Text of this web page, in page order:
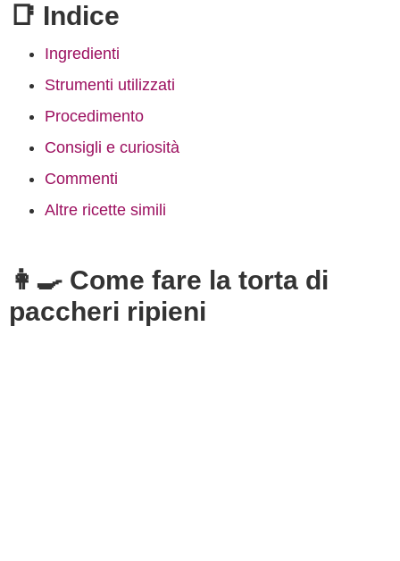
📑 Indice
Ingredienti
Strumenti utilizzati
Procedimento
Consigli e curiosità
Commenti
Altre ricette simili
👩‍🍳 Come fare la torta di
paccheri ripieni